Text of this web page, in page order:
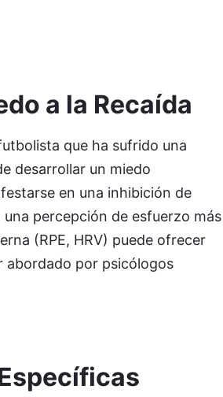
a la Recaída
que ha sufrido una
desarrollar un miedo
en una inhibición de
percepción de esfuerzo más
(RPE, HRV) puede ofrecer
abordado por psicólogos